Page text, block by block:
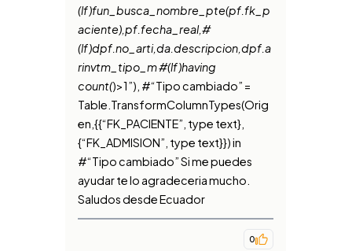
(lf)fun_busca_nombre_pte(pf.fk_p
aciente),pf.fecha_real,#
(lf)dpf.no_arti,da.descripcion,dpf.a
rinvtm_tipo_m #(lf)having
count()>1”), #“Tipo cambiado” =
Table.TransformColumnTypes(Orig
en,{{“FK_PACIENTE”, type text},
{“FK_ADMISION”, type text}}) in
#“Tipo cambiado” Si me puedes
ayudar te lo agradeceria mucho.
Saludos desde Ecuador
0